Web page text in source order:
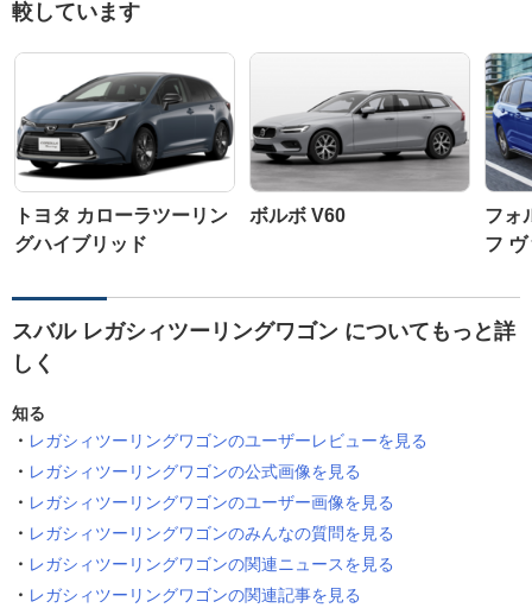
較しています
トヨタ カローラツーリン
グハイブリッド
ボルボ V60
フォ
フ
スバル レガシィツーリングワゴン についてもっと詳
しく
知る
レガシィツーリングワゴンのユーザーレビューを見る
レガシィツーリングワゴンの公式画像を見る
レガシィツーリングワゴンのユーザー画像を見る
レガシィツーリングワゴンのみんなの質問を見る
レガシィツーリングワゴンの関連ニュースを見る
レガシィツーリングワゴンの関連記事を見る